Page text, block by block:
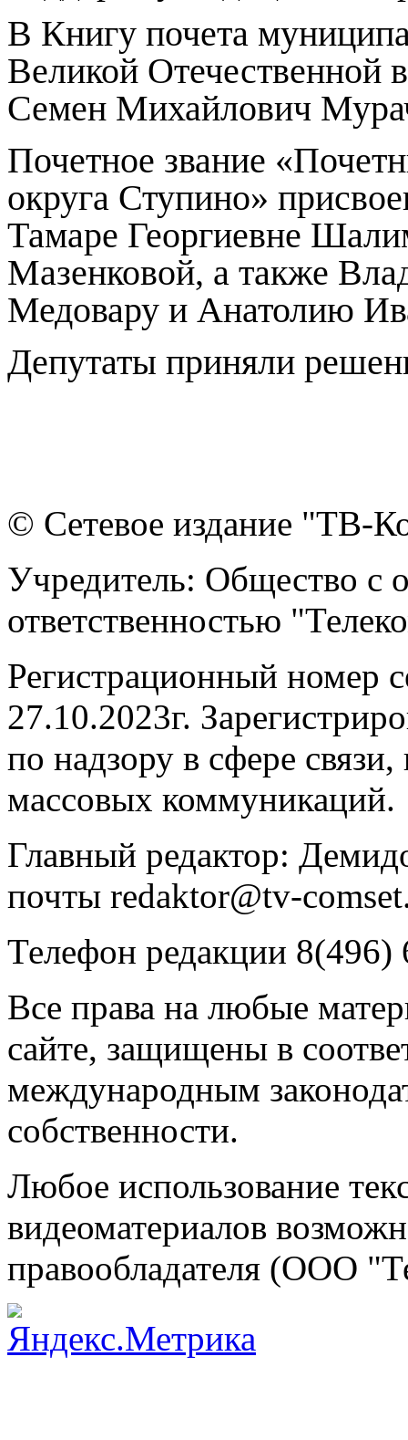
В Книгу почета
Великой Отечественной
Семен Михайлович
Почетное звание
округа Ступино»
Тамаре Георгиевне
Мазенковой, а также
Медовару и Анатолию
Депутаты приняли
© Сетевое издание "ТВ-
Учредитель: Общество с
ответственностью
Регистрационный
27.10.2023г.
по надзору в сфере
массовых коммуникаций.
Главный редактор:
почты redaktor@tv-
Телефон редакции 8(496)
Все права на любые
сайте, защищены в
международным
собственности.
Любое использование
видеоматериалов
правообладателя (ООО